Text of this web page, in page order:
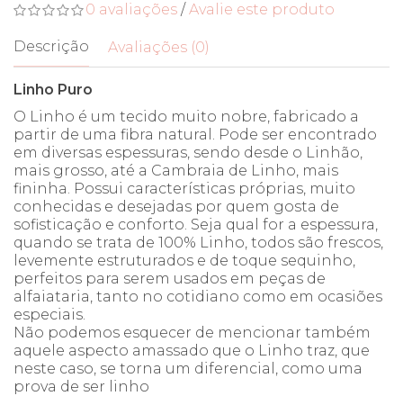
0 avaliações /Avalie este produto
Descrição Avaliações (0)
Linho Puro
O Linho é um tecido muito nobre, fabricado a
partir de uma fibra natural. Pode ser encontrado
em diversas espessuras, sendo desde o Linhão,
mais grosso, até a Cambraia de Linho, mais
fininha. Possui características próprias, muito
conhecidas e desejadas por quem gosta de
sofisticação e conforto. Seja qual for a espessura,
quando se trata de 100% Linho, todos são frescos,
levemente estruturados e de toque sequinho,
perfeitos para serem usados em peças de
alfaiataria, tanto no cotidiano como em ocasiões
especiais.
Não podemos esquecer de mencionar também
aquele aspecto amassado que o Linho traz, que
neste caso, se torna um diferencial, como uma
prova de ser linho